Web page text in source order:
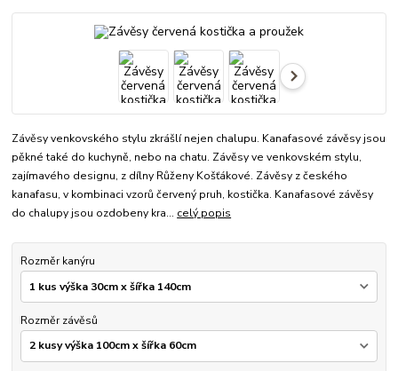
Závěsy venkovského stylu zkrášlí nejen chalupu. Kanafasové závěsy jsou
pěkné také do kuchyně, nebo na chatu. Závěsy ve venkovském stylu,
zajímavého designu, z dílny Růženy Košťákové. Závěsy z českého
kanafasu, v kombinaci vzorů červený pruh, kostička. Kanafasové závěsy
do chalupy jsou ozdobeny kra... celý popis
Rozměr kanýru
Rozměr závěsů